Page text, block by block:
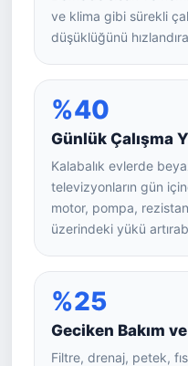
ve klima gibi sürekli
düşüklüğünü
%40
Günlük Çalışma
Kalabalık evlerde
televizyonların gün
motor, pompa,
üzerindeki yükü
%25
Geciken Bakım
Filtre, drenaj, petek,